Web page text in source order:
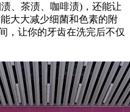
、茶渍、咖啡渍)，还能让
大大减少细菌和色素的附
，让你的牙齿在洗完后不仅